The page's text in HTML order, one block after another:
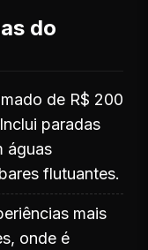
do
de R$ 200
paradas
águas
flutuantes.
mais
onde é